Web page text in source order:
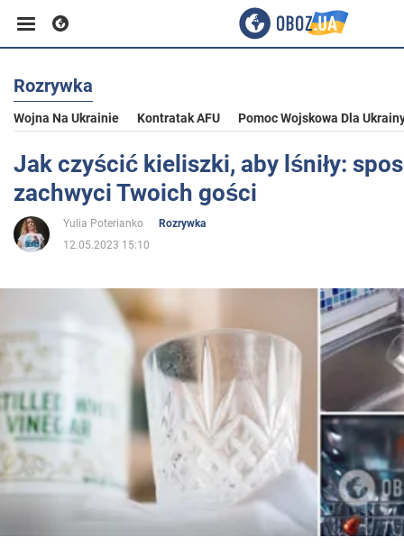
Biznes
Sport
Rozrywka
Polityka
Społeczeństwo
Wojna na Ukrainie
Rozrywka
Wojna Na Ukrainie Kontratak AFU Pomoc Wojskowa Dla
Jak czyścić kieliszki, aby lśniły:
zachwyci Twoich gości
Yulia Poterianko
Rozrywka
12.05.2023 15:10